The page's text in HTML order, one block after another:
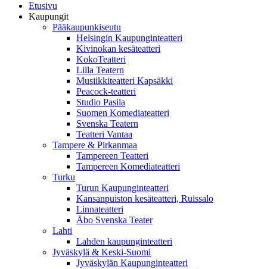
Etusivu
Kaupungit
Pääkaupunkiseutu
Helsingin Kaupunginteatteri
Kivinokan kesäteatteri
KokoTeatteri
Lilla Teatern
Musiikkiteatteri Kapsäkki
Peacock-teatteri
Studio Pasila
Suomen Komediateatteri
Svenska Teatern
Teatteri Vantaa
Tampere & Pirkanmaa
Tampereen Teatteri
Tampereen Komediateatteri
Turku
Turun Kaupunginteatteri
Kansanpuiston kesäteatteri, Ruissalo
Linnateatteri
Åbo Svenska Teater
Lahti
Lahden kaupunginteatteri
Jyväskylä & Keski-Suomi
Jyväskylän Kaupunginteatteri